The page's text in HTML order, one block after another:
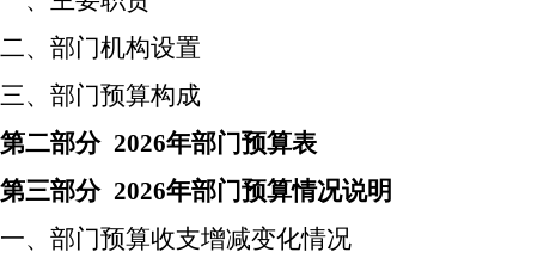
二、部门机构设置
三、 部门预算构成
第二部分 2026年部门预算表
第三部分 2026年部门预算情况说明
一、部门预算收支增减变化情况